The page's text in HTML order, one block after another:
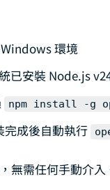
環境
已安裝 Node.js
npm install -g
完成後自動執行
無需任何手動介入